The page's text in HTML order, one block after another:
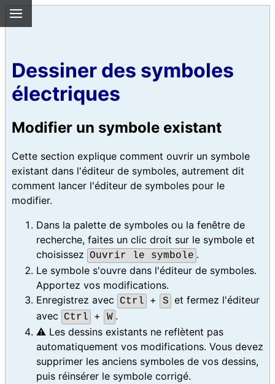
Dessiner des symboles
électriques
Modifier un symbole existant
Cette section explique comment ouvrir un symbole
existant dans l'éditeur de symboles, autrement dit
comment lancer l'éditeur de symboles pour le
modifier.
Dans la palette de symboles ou la fenêtre de
recherche, faites un clic droit sur le symbole et
choisissez Ouvrir le symbole .
Le symbole s'ouvre dans l'éditeur de symboles.
Apportez vos modifications.
Enregistrez avec
Ctrl + S et fermez l'éditeur
avec
Ctrl + W .
⚠️ Les dessins existants ne reflètent pas
automatiquement vos modifications. Vous devez
supprimer les anciens symboles de vos dessins,
puis réinsérer le symbole corrigé.